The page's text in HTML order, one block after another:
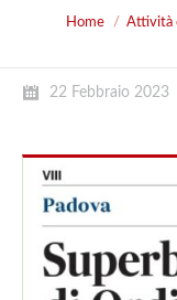
You are here:
Home Attività
22 Febbraio 2023